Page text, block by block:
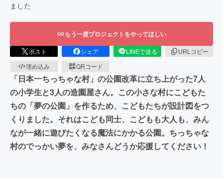
ました
もう一度プロジェクトをやってほしい
ポスト シェア LINEで送る
URLコピー
埋め込み
QRコード
「日本一ちっちゃな村」の公園改革に立ち上がった7人
の小学生と3人の造園屋さん。この小さな村にこどもた
ちの「夢の公園」を作るため、こどもたちが設計図をつ
くりました。それはこども同士、こどもも大人も、みん
なが一緒に遊びたくなる魔法にかかる公園。ちっちゃな
村のでっかい夢を、みなさんどうか応援してください！